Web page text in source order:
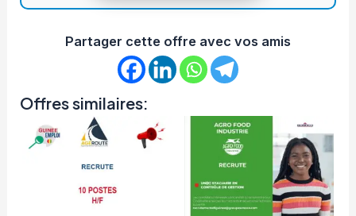
Partager cette offre avec vos amis
Offres similaires: